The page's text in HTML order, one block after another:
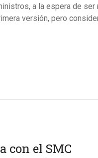
a la espera de ser
versión, pero
a RSS - Pedro
con el SMC